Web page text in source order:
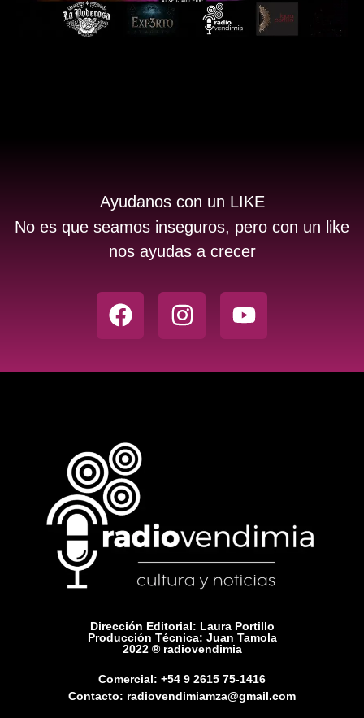
Ayudanos con un LIKE
No es que seamos inseguros, pero con un like
nos ayudas a crecer
Dirección Editorial: Laura Portillo
Producción Técnica: Juan Tamola
2022 ® radiovendimia
Comercial: +54 9 2615 75-1416
Contacto: radiovendimiamza@gmail.com